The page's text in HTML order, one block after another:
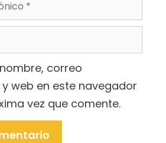
correo
web en este navegador
vez que comente.